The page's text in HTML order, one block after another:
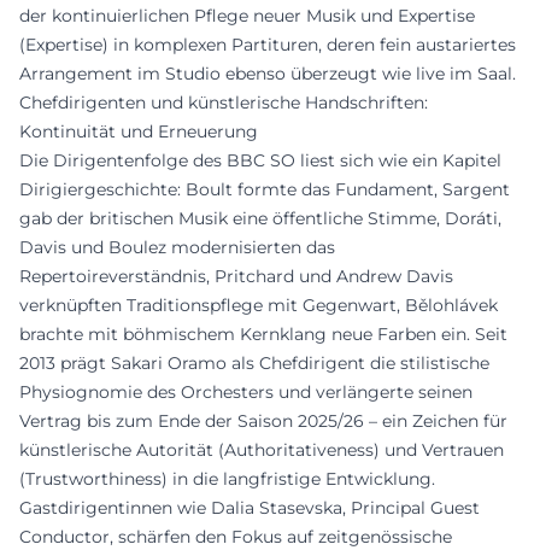
der kontinuierlichen Pflege neuer Musik und Expertise
(Expertise) in komplexen Partituren, deren fein austariertes
Arrangement im Studio ebenso überzeugt wie live im Saal.
Chefdirigenten und künstlerische Handschriften:
Kontinuität und Erneuerung
Die Dirigentenfolge des BBC SO liest sich wie ein Kapitel
Dirigiergeschichte: Boult formte das Fundament, Sargent
gab der britischen Musik eine öffentliche Stimme, Doráti,
Davis und Boulez modernisierten das
Repertoireverständnis, Pritchard und Andrew Davis
verknüpften Traditionspflege mit Gegenwart, Bělohlávek
brachte mit böhmischem Kernklang neue Farben ein. Seit
2013 prägt Sakari Oramo als Chefdirigent die stilistische
Physiognomie des Orchesters und verlängerte seinen
Vertrag bis zum Ende der Saison 2025/26 – ein Zeichen für
künstlerische Autorität (Authoritativeness) und Vertrauen
(Trustworthiness) in die langfristige Entwicklung.
Gastdirigentinnen wie Dalia Stasevska, Principal Guest
Conductor, schärfen den Fokus auf zeitgenössische